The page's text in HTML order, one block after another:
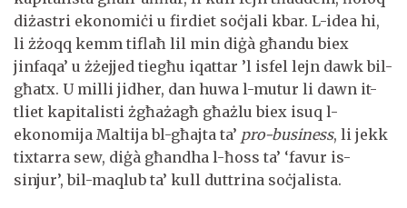
diżastri ekonomiċi u firdiet soċjali kbar. L-idea hi,
li żżoqq kemm tiflaħ lil min diġà għandu biex
jinfaqa’ u żżejjed tiegħu iqattar ’l isfel lejn dawk bil-
għatx. U milli jidher, dan huwa l-mutur li dawn it-
tliet kapitalisti żgħażagħ għażlu biex isuq l-
ekonomija Maltija bl-għajta ta’ pro-business, li jekk
tixtarra sew, diġà għandha l-ħoss ta’ ‘favur is-
sinjur’, bil-maqlub ta’ kull duttrina soċjalista.